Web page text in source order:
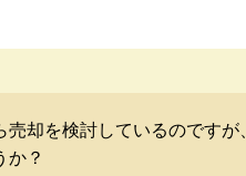
売却を検討しているのです
か？